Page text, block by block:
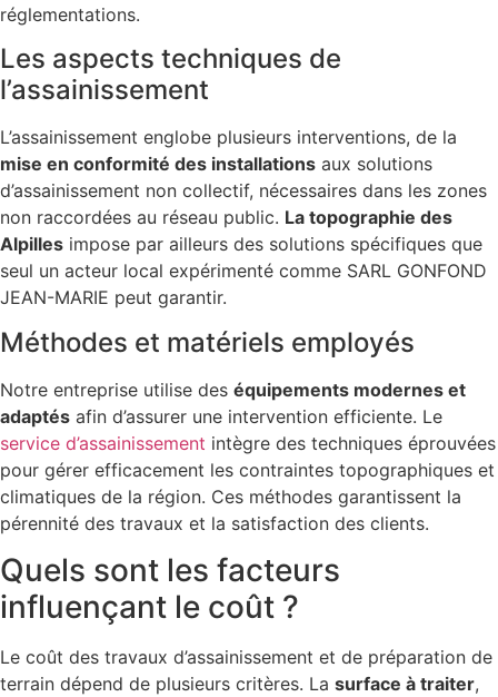
réglementations.
Les aspects techniques de
l’assainissement
L’assainissement englobe plusieurs interventions, de la
mise en conformité des installations aux solutions
d’assainissement non collectif, nécessaires dans les zones
non raccordées au réseau public. La topographie des
Alpilles impose par ailleurs des solutions spécifiques que
seul un acteur local expérimenté comme SARL GONFOND
JEAN-MARIE peut garantir.
Méthodes et matériels employés
Notre entreprise utilise des équipements modernes et
adaptés afin d’assurer une intervention efficiente. Le
service d’assainissement intègre des techniques éprouvées
pour gérer efficacement les contraintes topographiques et
climatiques de la région. Ces méthodes garantissent la
pérennité des travaux et la satisfaction des clients.
Quels sont les facteurs
influençant le coût ?
Le coût des travaux d’assainissement et de préparation de
terrain dépend de plusieurs critères. La surface à traiter,